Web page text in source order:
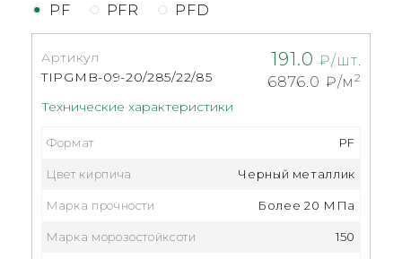
191.0 ₽/шт.
6876.0 ₽/м2
PF PFR PFD
Технические характеристики
Артикул
TIPGMB-09-20/285/22/85
Формат PF
Цвет кирпича Черный металлик
Марка прочности Более 20 МПа
Марка морозостойксоти 150